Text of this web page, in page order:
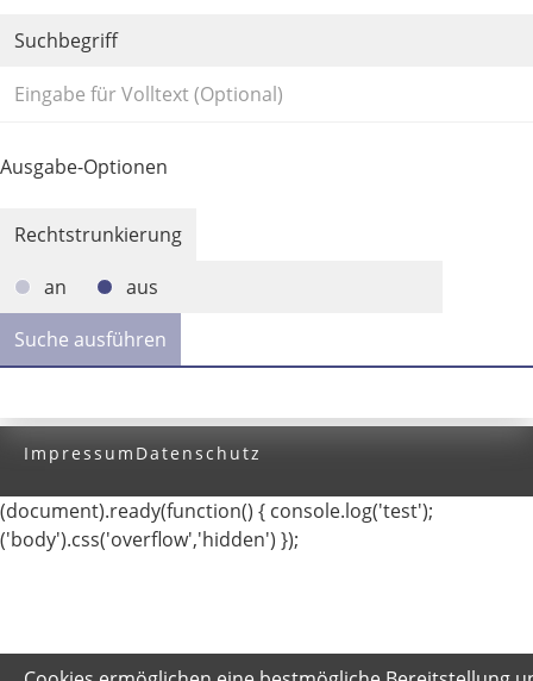
Suchbegriff
Ausgabe-Optionen
Rechtstrunkierung
an
aus
Impressum Datenschutz
(document).ready(function() { console.log('test');
('body').css('overflow','hidden') });